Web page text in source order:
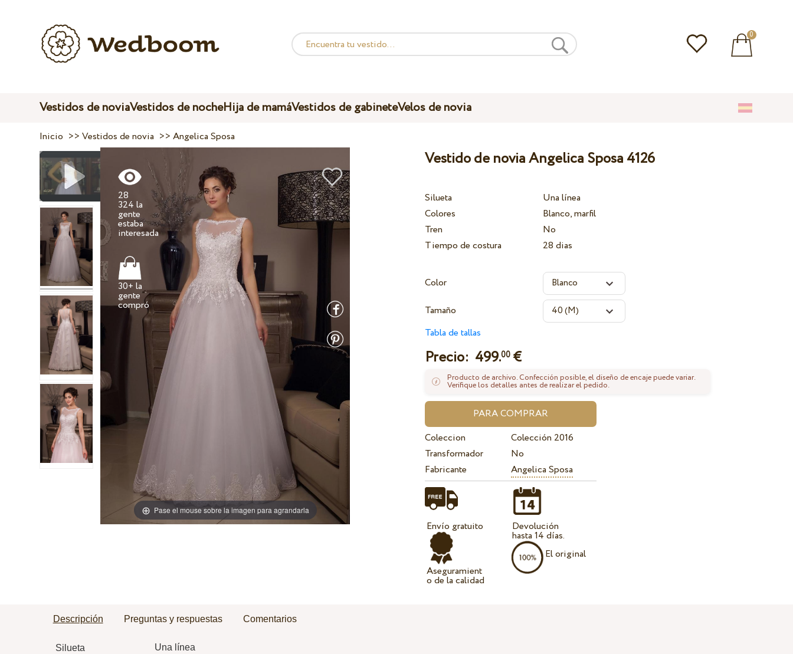
0
Vestidos de noviaVestidos de nocheHija de mamáVestidos de gabineteVelos de novia
Inicio >>Vestidos de novia >>Angelica Sposa
Pase el mouse sobre la imagen para agrandarla
28
324 la
gente
estaba
interesada
30+ la
gente
Vestido de novia Angelica Sposa 4126
Silueta
Una línea
Colores
Blanco, marfil
Tren
No
Tiempo de costura
28 dias
Color
Tamaño
Tabla de tallas
Precio: 499.00 €
Producto de archivo. Confección posible, el diseño de encaje puede variar.
Verifique los detalles antes de realizar el pedido.
Coleccion
Colección 2016
Transformador
No
Fabricante
Angelica Sposa
Envío gratuito
Aseguramient
o de la calidad
Devolución
hasta 14 días.
El original
Descripción Preguntas y respuestas Comentarios
Silueta
Una línea